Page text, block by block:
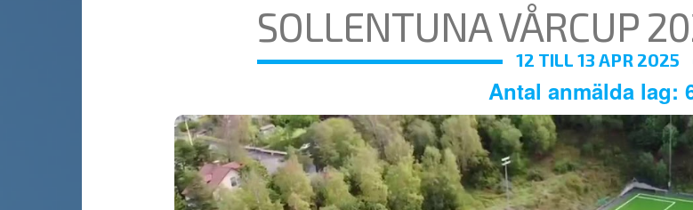
SOLLENTUNA VÅRCUP
12 TILL 13 APR 2025
Antal anmälda lag: